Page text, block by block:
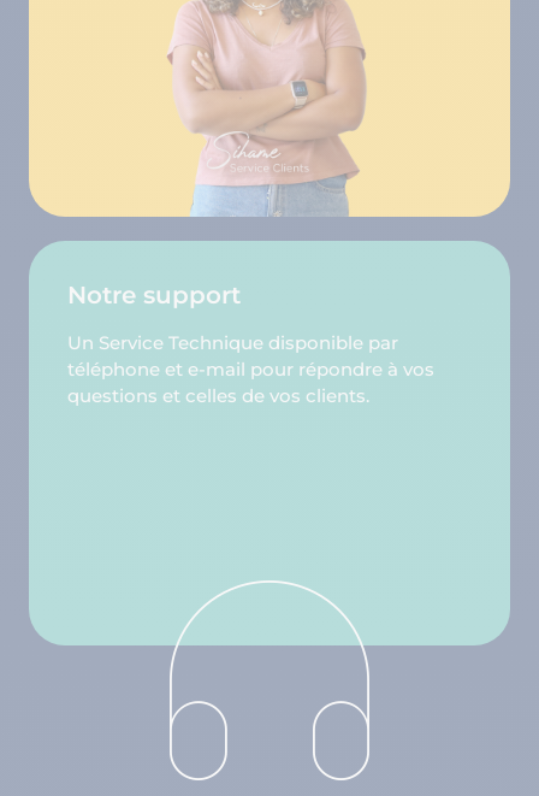
Notre support
Un Service Technique disponible par
téléphone et e-mail pour répondre à vos
questions et celles de vos clients.